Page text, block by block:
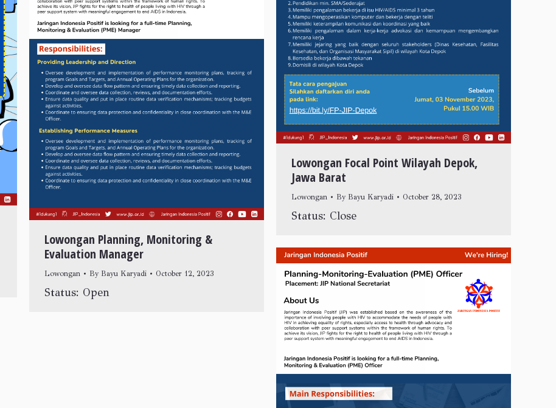
Lowongan Focal Point Wilayah Depok,
Jawa Barat
Lowongan By Bayu Karyadi October 28, 2023
Status: Close
Lowongan Planning, Monitoring &
Evaluation Manager
Lowongan By Bayu Karyadi October 12, 2023
Status: Open